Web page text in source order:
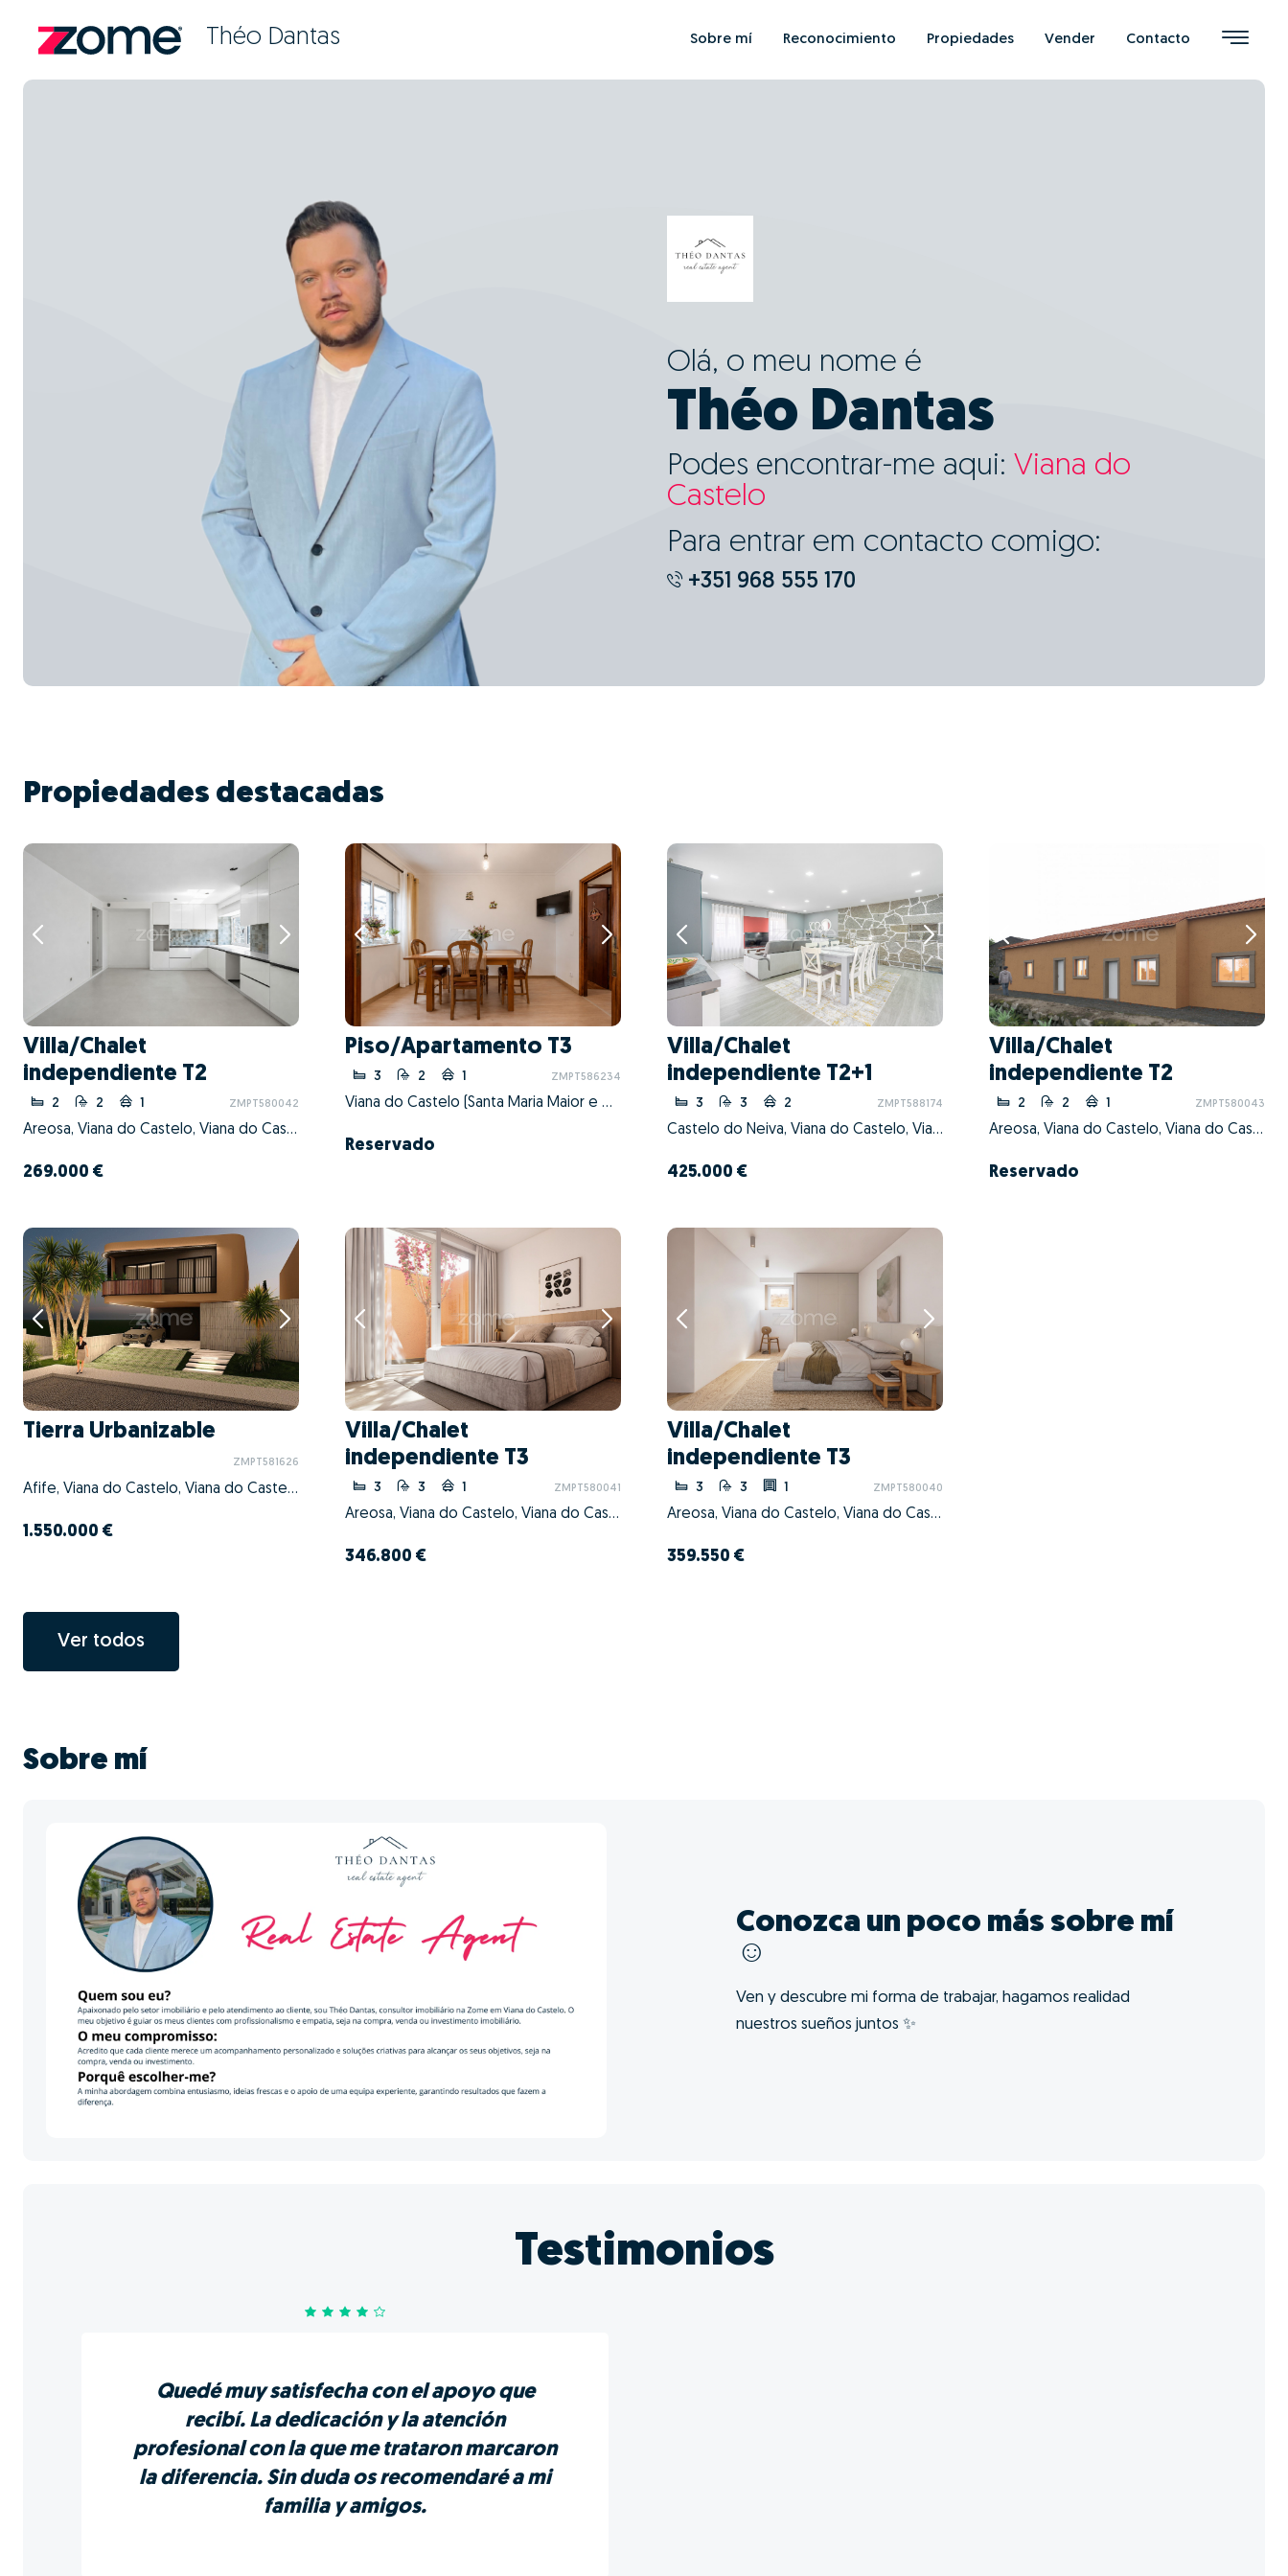
Théo Dantas Sobre mí Reconocimiento Propiedades Vender Contacto
Olá, o meu nome é
Théo Dantas
Podes encontrar-me aqui: Viana do
Castelo
Para entrar em contacto comigo:
+351 968 555 170
Propiedades destacadas
Villa/Chalet
independiente T2
2 2 1 ZMPT580042
Areosa, Viana do Castelo, Viana do Castelo
269.000 €
Piso/Apartamento T3
3 2 1 ZMPT586234
Viana do Castelo (Santa Maria Maior e Monserrate) e Meadela, Viana do Castelo, Viana do Castelo
Reservado
Villa/Chalet
independiente T2+1
3 3 2 ZMPT588174
Castelo do Neiva, Viana do Castelo, Viana do Castelo
425.000 €
Villa/Chalet
independiente T2
2 2 1 ZMPT580043
Areosa, Viana do Castelo, Viana do Castelo
Reservado
Tierra Urbanizable
ZMPT581626
Afife, Viana do Castelo, Viana do Castelo
1.550.000 €
Villa/Chalet
independiente T3
3 3 1 ZMPT580041
Areosa, Viana do Castelo, Viana do Castelo
346.800 €
Villa/Chalet
independiente T3
3 3 1 ZMPT580040
Areosa, Viana do Castelo, Viana do Castelo
359.550 €
Ver todos
Sobre mí
Conozca un poco más sobre mí
☺️
Ven y descubre mi forma de trabajar, hagamos realidad
nuestros sueños juntos ✨
Testimonios
Quedé muy satisfecha con el apoyo que
recibí. La dedicación y la atención
profesional con la que me trataron marcaron
la diferencia. Sin duda os recomendaré a mi
familia y amigos.